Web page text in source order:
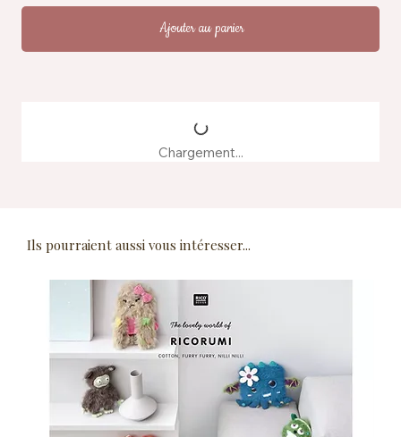
Ajouter au panier
Chargement...
Ils pourraient aussi vous intéresser...